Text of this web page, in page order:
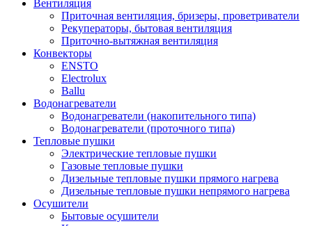
Вентиляция
Приточная вентиляция, бризеры, проветриватели
Рекуператоры, бытовая вентиляция
Приточно-вытяжная вентиляция
Конвекторы
ENSTO
Electrolux
Ballu
Водонагреватели
Водонагреватели (накопительного типа)
Водонагреватели (проточного типа)
Тепловые пушки
Электрические тепловые пушки
Газовые тепловые пушки
Дизельные тепловые пушки прямого нагрева
Дизельные тепловые пушки непрямого нагрева
Осушители
Бытовые осушители